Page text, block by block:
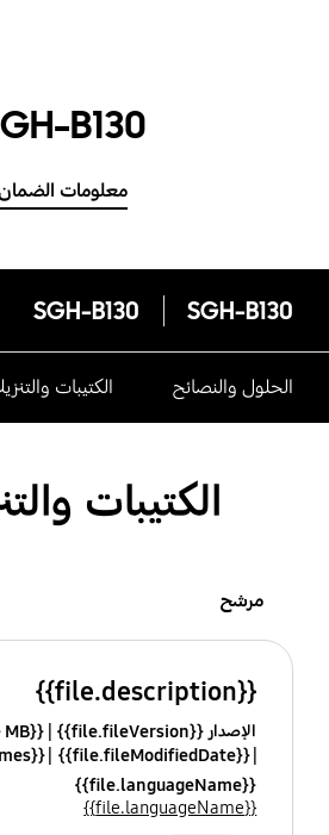
B130
معلومات
SGH-B130
SGH-B130
الحلول والنصائح الكتيبات
الكتيبات
مرشح
{{file.description}}
الإصدار {{file.fileVersion}}
{{file.fileSize}} MB
{{file.fileModifiedDate}}
{{file.osNames}}
{{file.languageName}}
{{file.languageName}}